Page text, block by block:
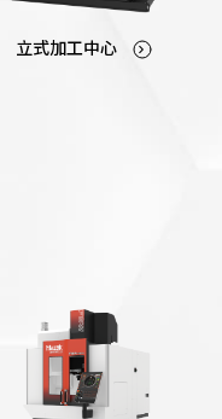
立式加工中心